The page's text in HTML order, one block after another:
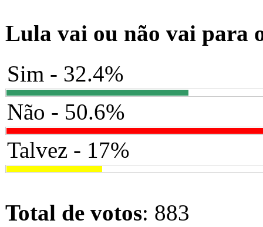
Lula vai ou não vai para
Sim - 32.4%
Não - 50.6%
Talvez - 17%
Total de votos: 883